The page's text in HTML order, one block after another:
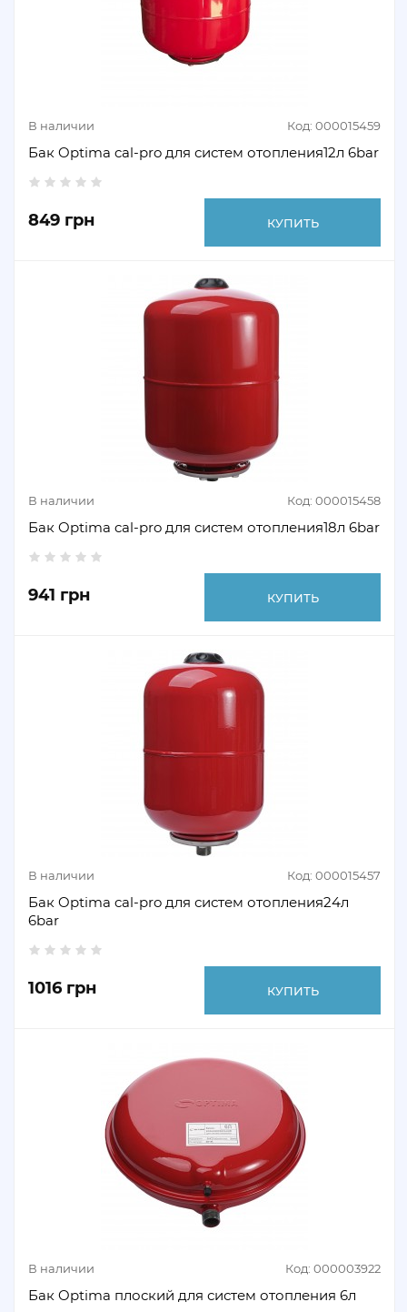
В наличии Код: 000015459
Бак Optima cal-pro для систем отопления12л 6bar
849 грн КУПИТЬ
В наличии Код: 000015458
Бак Optima cal-pro для систем отопления18л 6bar
941 грн КУПИТЬ
В наличии Код: 000015457
Бак Optima cal-pro для систем отопления24л
6bar
1016 грн КУПИТЬ
В наличии Код: 000003922
Бак Optima плоский для систем отопления 6л